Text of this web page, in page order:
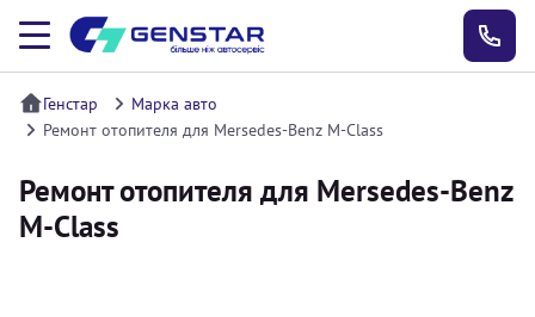
Генстар
Марка авто
Ремонт отопителя для Mersedes-Benz M-Class
Ремонт отопителя для Mersedes-Benz
M-Class